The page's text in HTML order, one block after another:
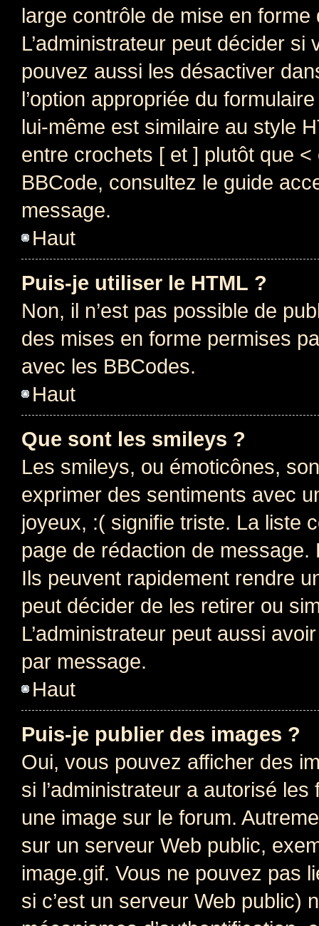
large contrôle de mise en forme
L’administrateur peut décider
pouvez aussi les désactiver
l’option appropriée du
lui-même est similaire au style
entre crochets [ et ] plutôt que
BBCode, consultez le guide
message.
Haut
Puis-je utiliser le HTML ?
Non, il n’est pas possible de
des mises en forme permises
avec les BBCodes.
Haut
Que sont les smileys ?
Les smileys, ou émoticônes,
exprimer des sentiments avec
joyeux, :( signifie triste. La liste
page de rédaction de
Ils peuvent rapidement rendre
peut décider de les retirer ou
L’administrateur peut aussi
par message.
Haut
Puis-je publier des images ?
Oui, vous pouvez afficher des
si l’administrateur a autorisé
une image sur le forum.
sur un serveur Web public,
image.gif. Vous ne pouvez pas
si c’est un serveur Web public)